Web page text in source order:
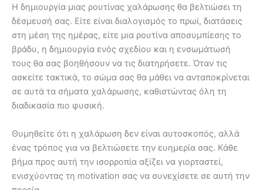
Η δημιουργία μιας ρουτίνας χαλάρωσης θα βελτιώσει τη
δέσμευσή σας. Είτε είναι διαλογισμός το πρωί, διατάσεις
στη μέση της ημέρας, είτε μια ρουτίνα αποσυμπίεσης το
βράδυ, η δημιουργία ενός σχεδίου και η ενσωμάτωσή
τους θα σας βοηθήσουν να τις διατηρήσετε. Όταν τις
ασκείτε τακτικά, το σώμα σας θα μάθει να ανταποκρίνεται
σε αυτά τα σήματα χαλάρωσης, καθιστώντας όλη τη
διαδικασία πιο φυσική.
Θυμηθείτε ότι η χαλάρωση δεν είναι αυτοσκοπός, αλλά
ένας τρόπος για να βελτιώσετε την ευημερία σας. Κάθε
βήμα προς αυτή την ισορροπία αξίζει να γιορταστεί,
ενισχύοντας τη motivation σας να συνεχίσετε σε αυτή την